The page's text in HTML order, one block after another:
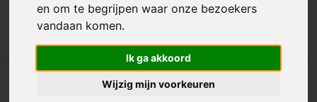
en om te begrijpen waar onze bezoekers
vandaan komen.
Ik ga akkoord
Wijzig mijn voorkeuren
Sorteer op: